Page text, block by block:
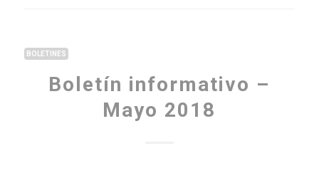
BOLETINES
Boletín informativo –
Mayo 2018